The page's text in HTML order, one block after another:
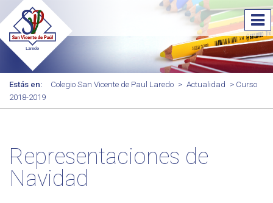
Estás en: Colegio San Vicente de Paul Laredo > Actualidad > Curso
2018-2019
Representaciones de
Navidad